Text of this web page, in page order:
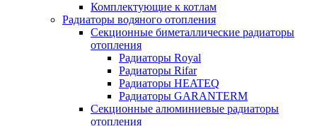
Комплектующие к котлам
Радиаторы водяного отопления
Секционные биметаллические радиаторы
отопления
Радиаторы Royal
Радиаторы Rifar
Радиаторы HEATEQ
Радиаторы GARANTERM
Секционные алюминиевые радиаторы
отопления